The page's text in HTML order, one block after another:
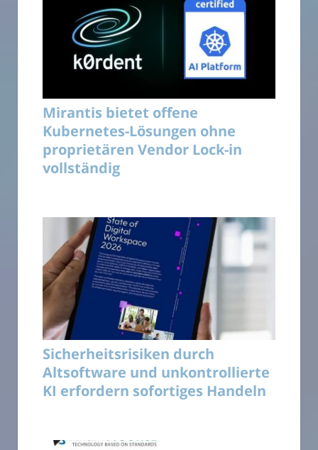
Mirantis bietet offene
Kubernetes-Lösungen ohne
proprietären Vendor Lock-in
vollständig
Sicherheitsrisiken durch
Altsoftware und unkontrollierte
KI erfordern sofortiges Handeln